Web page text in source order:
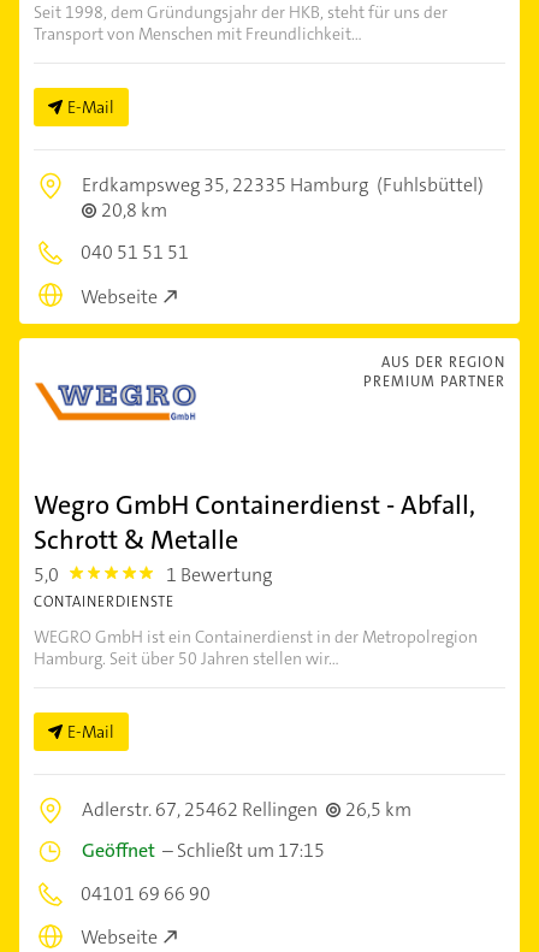
Seit 1998, dem Gründungsjahr der HKB, steht für uns der
Transport von Menschen mit Freundlichkeit...
E-Mail
Erdkampsweg 35,22335 Hamburg (Fuhlsbüttel)
20,8 km
040 51 51 51
Webseite
AUS DER REGION
PREMIUM PARTNER
Wegro GmbH Containerdienst - Abfall,
Schrott & Metalle
5,0 5.0 1 Bewertung
CONTAINERDIENSTE
WEGRO GmbH ist ein Containerdienst in der Metropolregion
Hamburg. Seit über 50 Jahren stellen wir...
E-Mail
Adlerstr. 67,25462 Rellingen
26,5 km
Geöffnet –Schließt um 17:15
04101 69 66 90
Webseite